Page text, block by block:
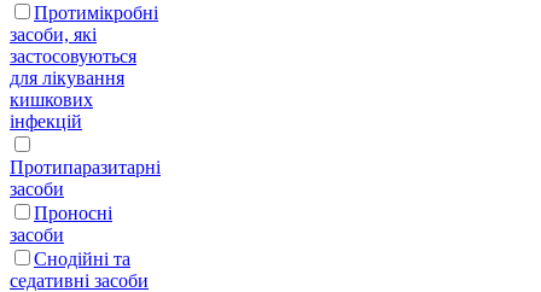
Протимікробні
засоби, які
застосовуються
для лікування
кишкових
інфекцій
Протипаразитарні
засоби
Проносні
засоби
Снодійні та
седативні засоби